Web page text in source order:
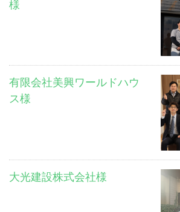
様
有限会社美興ワールドハウ
ス様
大光建設株式会社様